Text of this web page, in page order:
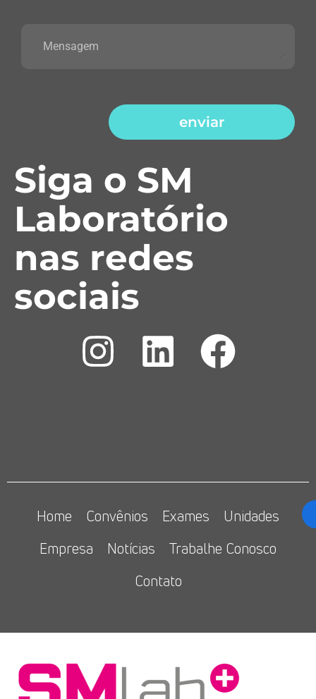
enviar
Siga o SM
Laboratório
nas redes
sociais
Home Convênios Exames
Unidades
Empresa
Notícias
Trabalhe Conosco
Contato